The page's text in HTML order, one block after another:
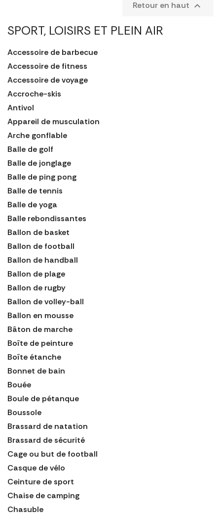
SPORT, LOISIRS ET PLEIN AIR
Accessoire de barbecue
Accessoire de fitness
Accessoire de voyage
Accroche-skis
Antivol
Appareil de musculation
Arche gonflable
Balle de golf
Balle de jonglage
Balle de ping pong
Balle de tennis
Balle de yoga
Balle rebondissantes
Ballon de basket
Ballon de football
Ballon de handball
Ballon de plage
Ballon de rugby
Ballon de volley-ball
Ballon en mousse
Bâton de marche
Boîte de peinture
Boîte étanche
Bonnet de bain
Bouée
Boule de pétanque
Boussole
Brassard de natation
Brassard de sécurité
Cage ou but de football
Casque de vélo
Ceinture de sport
Chaise de camping
Chasuble
Retour en haut 